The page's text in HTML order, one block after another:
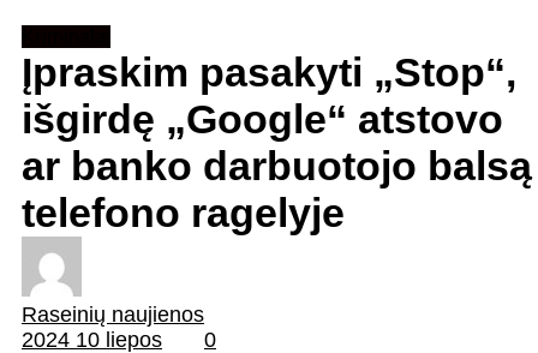
Įpraskim pasakyti „Stop“,
išgirdę „Google“ atstovo
ar banko darbuotojo balsą
telefono ragelyje
Raseinių naujienos
2024 10 liepos
0